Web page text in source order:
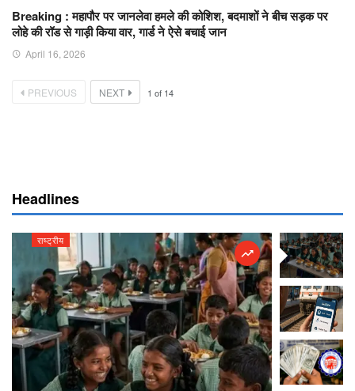
Breaking : महापौर पर जानलेवा हमले की कोशिश, बदमाशों ने बीच सड़क पर
लोहे की रॉड से गाड़ी किया वार, गार्ड ने ऐसे बचाई जान
April 16, 2026
PREVIOUS NEXT 1 of 14
Headlines
राष्ट्रीय राष्ट्रीय